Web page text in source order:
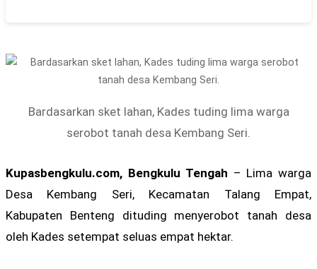
Bardasarkan sket lahan, Kades tuding lima warga
serobot tanah desa Kembang Seri.
Kupasbengkulu.com, Bengkulu Tengah – Lima warga
Desa Kembang Seri, Kecamatan Talang Empat,
Kabupaten Benteng dituding menyerobot tanah desa
oleh Kades setempat seluas empat hektar.